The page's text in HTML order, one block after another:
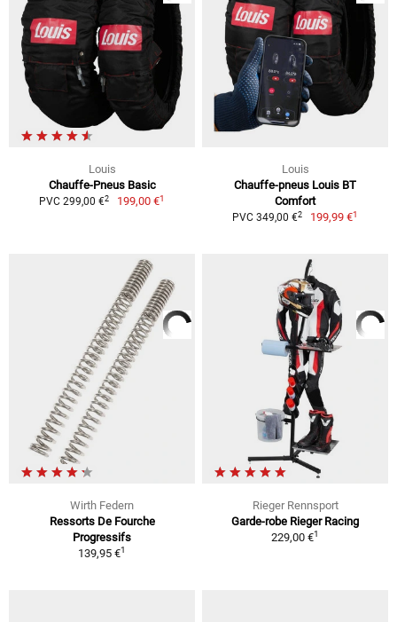
Louis
Chauffe-Pneus Basic
PVC 299,00 €2 199,00 €1
Louis
Chauffe-pneus Louis BT
Comfort
PVC 349,00 €2 199,99 €1
Wirth Federn
Ressorts De Fourche
Progressifs
139,95 €1
Rieger Rennsport
Garde-robe Rieger Racing
229,00 €1